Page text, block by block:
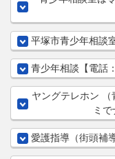
平塚市青少年相談
青少年相談【電話
ヤングテレホン
ミ
愛護指導（街頭補導